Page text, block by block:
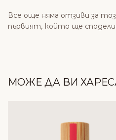
Все още няма отзиви за
първият, който ще сподели
МОЖЕ ДА ВИ